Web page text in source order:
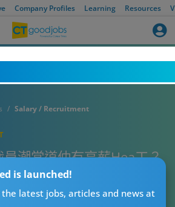
Company Profiles Learning Resources
is launched!
latest jobs, articles and news at
Salary / Recruitment
員潮當道仲有高薪Hea工？
Hea工大全！最高時薪